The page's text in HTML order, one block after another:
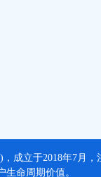
成立于2018年7月
命周期价值。